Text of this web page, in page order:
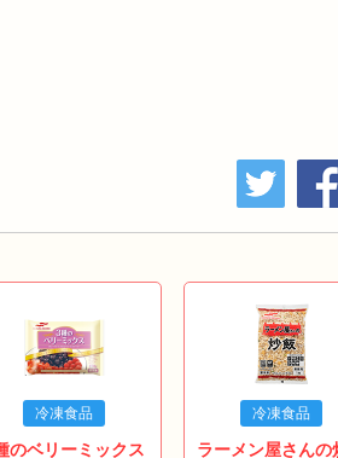
冷凍食品
のベリーミックス
冷凍食品
ラーメン屋さんの